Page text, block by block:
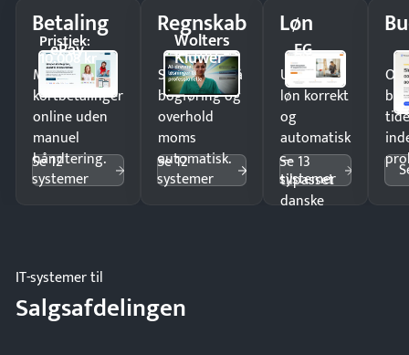
Betaling
ePay
Pristjek:
10.008 kr
Modtag
kortbetalinger
online uden
manuel
håndtering.
Se 12
systemer
Regnskab
Wolters
Kluwer
Spar timer på
bogføring og
overhold
moms
automatisk.
Se 12
systemer
Løn
EG
Udbetal
løn korrekt
og
automatisk
—
tilpasset
danske
Se 13
systemer
IT-systemer til
Salgsafdelingen